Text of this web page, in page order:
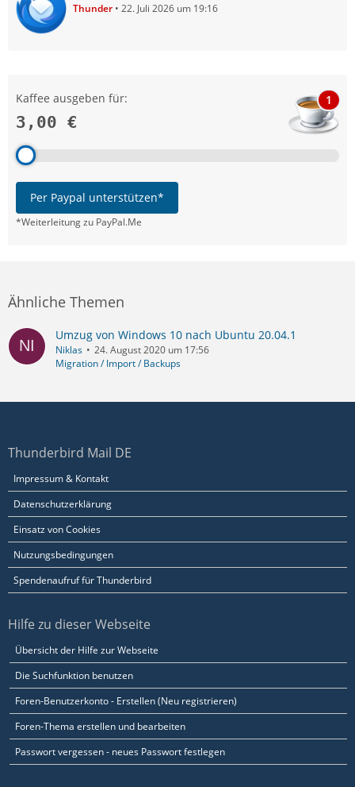
Thunder 22. Juli 2026 um 19:16
Kaffee ausgeben für:
3,00 €
1
Per Paypal unterstützen*
*Weiterleitung zu PayPal.Me
Ähnliche Themen
Umzug von Windows 10 nach Ubuntu 20.04.1
Niklas
24. August 2020 um 17:56
Migration / Import / Backups
Thunderbird Mail DE
Impressum & Kontakt
Datenschutzerklärung
Einsatz von Cookies
Nutzungsbedingungen
Spendenaufruf für Thunderbird
Hilfe zu dieser Webseite
Übersicht der Hilfe zur Webseite
Die Suchfunktion benutzen
Foren-Benutzerkonto - Erstellen (Neu registrieren)
Foren-Thema erstellen und bearbeiten
Passwort vergessen - neues Passwort festlegen